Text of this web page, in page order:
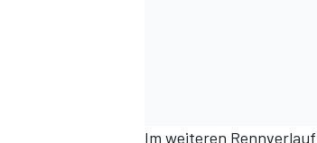
Im weiteren